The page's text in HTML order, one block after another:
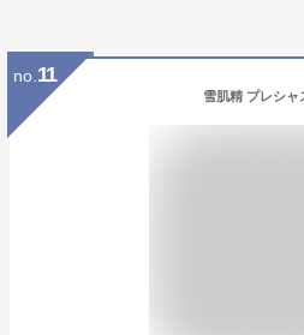
no. 11
雪肌精 プレシャ